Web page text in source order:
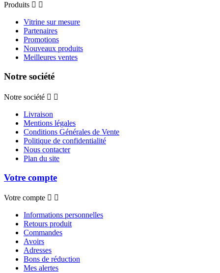
Produits  
Vitrine sur mesure
Partenaires
Promotions
Nouveaux produits
Meilleures ventes
Notre société
Notre société  
Livraison
Mentions légales
Conditions Générales de Vente
Politique de confidentialité
Nous contacter
Plan du site
Votre compte
Votre compte  
Informations personnelles
Retours produit
Commandes
Avoirs
Adresses
Bons de réduction
Mes alertes